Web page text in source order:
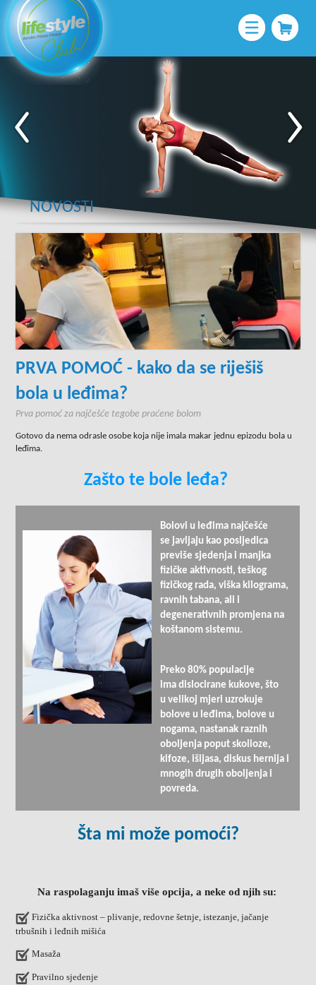
NOVOSTI
PRVA POMOĆ - kako da se riješiš
bola u leđima?
Prva pomoć za najčešće tegobe praćene bolom
Gotovo da nema odrasle osobe koja nije imala makar jednu epizodu bola u
leđima.
Zašto te bole leđa?
Bolovi u leđima najčešće
se javljaju kao posljedica
previše sjedenja i manjka
fizičke aktivnosti, teškog
fizičkog rada, viška kilograma,
ravnih tabana, ali i
degenerativnih promjena na
koštanom sistemu.
Preko 80% populacije
ima dislocirane kukove, što
u velikoj mjeri uzrokuje
bolove u leđima, bolove u
nogama, nastanak raznih
oboljenja poput skolioze,
kifoze, išijasa, diskus hernija i
mnogih drugih oboljenja i
povreda.
Šta mi može pomoći?
Na raspolaganju imaš više opcija, a neke od njih su:
Fizička aktivnost – plivanje, redovne šetnje, istezanje, jačanje
trbušnih i leđnih mišića
Masaža
Pravilno sjedenje